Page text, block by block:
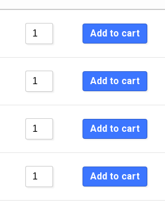
Sort by Rating
Sort by Price low to high
Sort by Newness
Sort by Name Z - A
Add to cart
Add to cart
Add to cart
Add to cart